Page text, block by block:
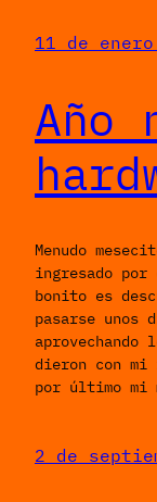
11 de
Año
Menudo
ingresado por
bonito es
pasarse unos
aprovechando
dieron con mi
por último mi
2 de